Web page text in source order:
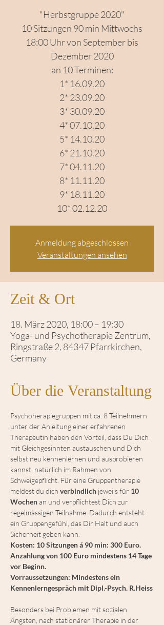
"Herbstgruppe 2020"
10 Sitzungen 90 min Mittwochs
18:00 Uhr von September bis
Dezember 2020
an 10 Terminen:
1* 16.09.20
2* 23.09.20
3* 30.09.20
4* 07.10.20
5* 14.10.20
6* 21.10.20
7* 04.11.20
8* 11.11.20
9* 18.11.20
10* 02.12.20
Anmeldung abgeschlossen
Veranstaltungen ansehen
Zeit & Ort
18. März 2020, 18:00 – 19:30
Yoga- und Psychotherapie Zentrum,
Ringstraße 2, 84347 Pfarrkirchen,
Germany
Über die Veranstaltung
Psychoherapiegruppen mit ca. 8 Teilnehmern
unter der Anleitung einer erfahrenen
Therapeutin haben den Vorteil, dass Du Dich
mit Gleichgesinnten austauschen und Dich
selbst neu kennenlernen und ausprobieren
kannst, natürlich im Rahmen von
Schweigepflicht. Für eine Gruppentherapie
meldest du dich verbindlich jeweils für 10
Wochen an und verpflichtest Dich zur
regelmässigen Teilnahme. Dadurch entsteht
ein Gruppengefühl, das Dir Halt und auch
Sicherheit geben kann.
Kosten: 10 Sitzungen á 90 min: 300 Euro.
Anzahlung von 100 Euro mindestens 14 Tage
vor Beginn.
Vorraussetzungen: Mindestens ein
Kennenlerngespräch mit Dipl.-Psych. R.Heiss
Besonders bei Problemen mit sozialen
Ängsten, nach stationärer Therapie in der